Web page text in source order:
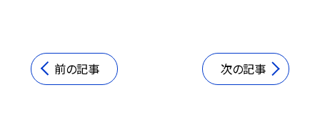
前の記事 次の記事